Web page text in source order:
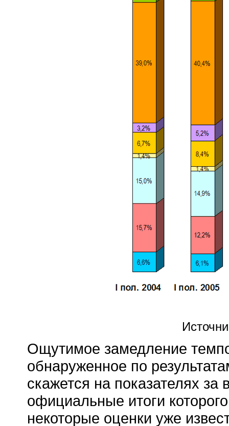
Ощутимое замедление
обнаруженное по
скажется на показателях за
официальные итоги
некоторые оценки уже